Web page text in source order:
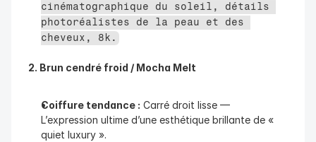
cinématographique du soleil, détails
photoréalistes de la peau et des
cheveux, 8k.
2. Brun cendré froid / Mocha Melt
Coiffure tendance : Carré droit lisse —
L’expression ultime d’une esthétique brillante de «
quiet luxury ».